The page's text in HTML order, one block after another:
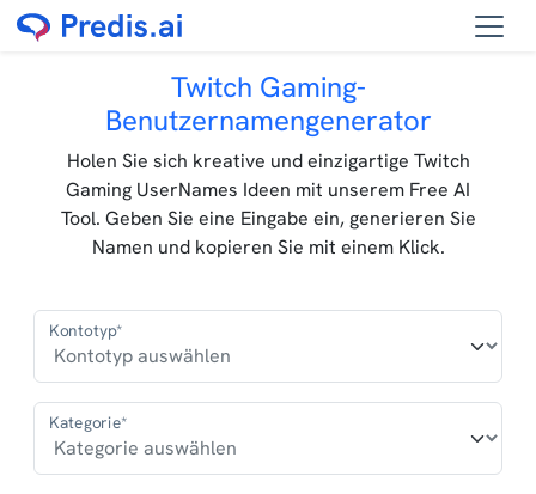
Twitch Gaming-
Benutzernamengenerator
Holen Sie sich kreative und einzigartige Twitch
Gaming UserNames Ideen mit unserem Free AI
Tool. Geben Sie eine Eingabe ein, generieren Sie
Namen und kopieren Sie mit einem Klick.
Kontotyp*
Kategorie*